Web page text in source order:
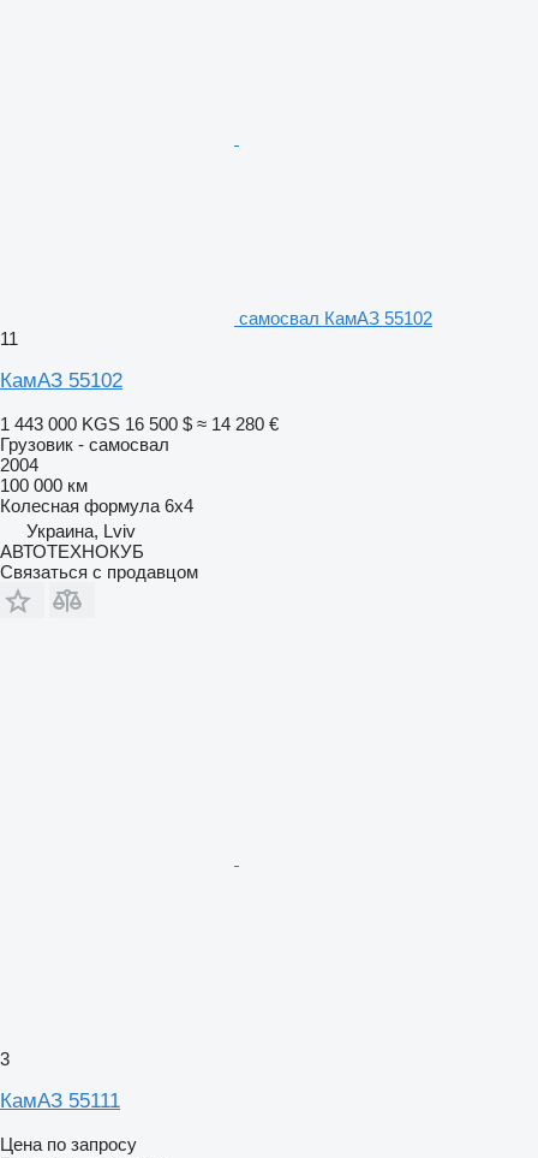
самосвал КамАЗ 55102
11
КамАЗ 55102
1 443 000 KGS 16 500 $ ≈ 14 280 €
Грузовик - самосвал
2004
100 000 км
Колесная формула 6x4
Украина, Lviv
АВТОТЕХНОКУБ
Связаться с продавцом
3
КамАЗ 55111
Цена по запросу